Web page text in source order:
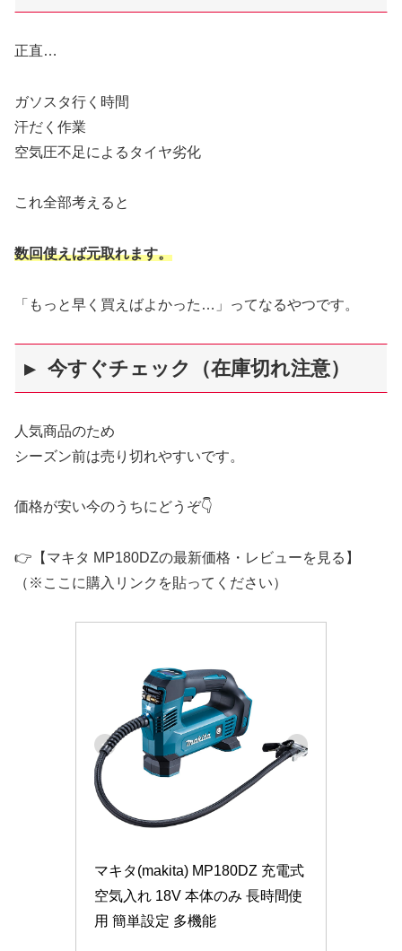
正直…
ガソスタ行く時間
汗だく作業
空気圧不足によるタイヤ劣化
これ全部考えると
数回使えば元取れます。
「もっと早く買えばよかった…」ってなるやつです。
▶ 今すぐチェック（在庫切れ注意）
人気商品のため
シーズン前は売り切れやすいです。
価格が安い今のうちにどうぞ👇
👉【マキタ MP180DZの最新価格・レビューを見る】
（※ここに購入リンクを貼ってください）
マキタ(makita) MP180DZ 充電式
空気入れ 18V 本体のみ 長時間使
用 簡単設定 多機能